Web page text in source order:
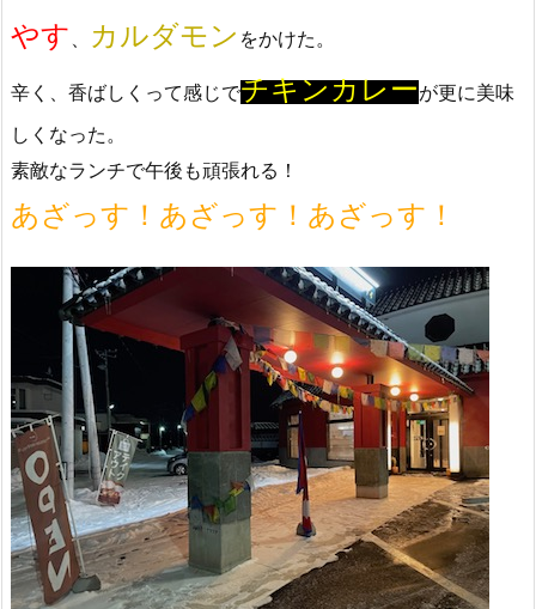
やす
カルダモン をかけた。
辛く、香ばしくって感じでチキンカレーが更に美味
しくなった。
素敵なランチで午後も頑張れる！
あざっす！あざっす！あざっす！